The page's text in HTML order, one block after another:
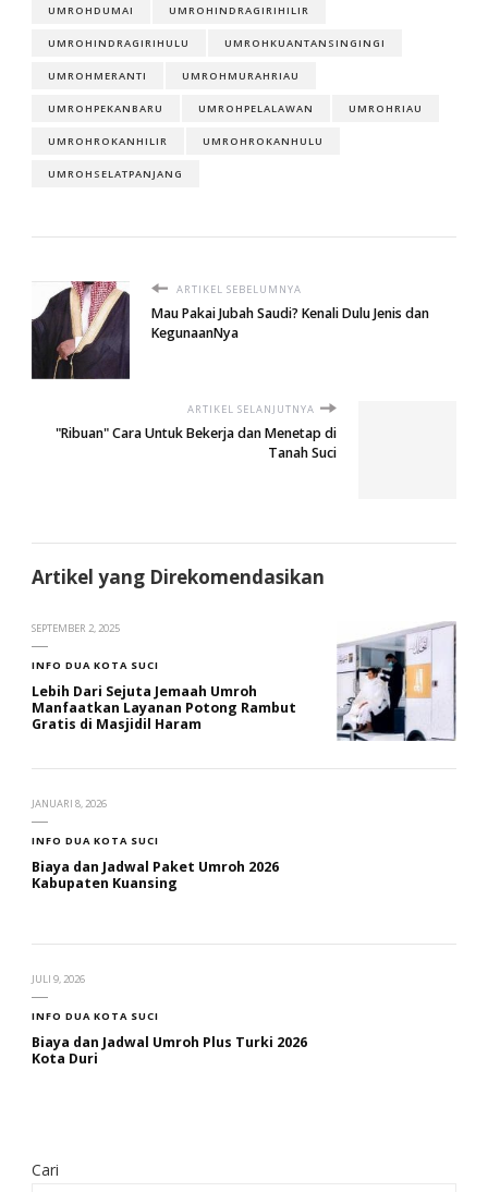
UMROHDUMAI UMROHINDRAGIRIHILIR
UMROHINDRAGIRIHULU UMROHKUANTANSINGINGI
UMROHMERANTI UMROHMURAHRIAU
UMROHPEKANBARU UMROHPELALAWAN UMROHRIAU
UMROHROKANHILIR UMROHROKANHULU
UMROHSELATPANJANG
ARTIKEL SEBELUMNYA
Mau Pakai Jubah Saudi? Kenali Dulu Jenis dan
KegunaanNya
ARTIKEL SELANJUTNYA
"Ribuan" Cara Untuk Bekerja dan Menetap di
Tanah Suci
Artikel yang Direkomendasikan
SEPTEMBER 2, 2025
INFO DUA KOTA SUCI
Lebih Dari Sejuta Jemaah Umroh
Manfaatkan Layanan Potong Rambut
Gratis di Masjidil Haram
JANUARI 8, 2026
INFO DUA KOTA SUCI
Biaya dan Jadwal Paket Umroh 2026
Kabupaten Kuansing
JULI 9, 2026
INFO DUA KOTA SUCI
Biaya dan Jadwal Umroh Plus Turki 2026
Kota Duri
Cari